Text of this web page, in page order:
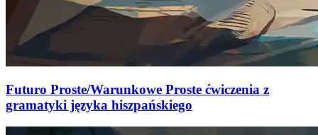
Futuro Proste/Warunkowe Proste ćwiczenia z
gramatyki języka hiszpańskiego